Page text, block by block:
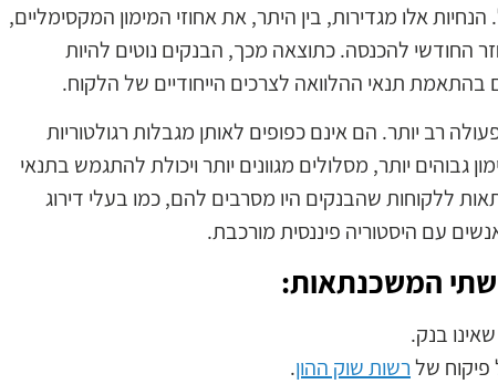
אלו מגדירות, בין היתר, את אחוזי המימון המקסימליים,
החודשי להכנסה. כתוצאה מכך, הבנקים נוטים להיות
בהתאמת תנאי ההלוואה לצרכים הייחודיים של הלקוח.
רב יותר. הם אינם כפופים לאותן מגבלות רגולטוריות
גבוהים יותר, מסלולים מגוונים יותר ויכולת להתגמש בתנאי
ללקוחות שהבנקים היו מסרבים להם, כמו בעלי דירוג
עם היסטוריה פיננסית מורכבת.
שתי המשכנתאות:
בנק.
פיקוח שלרשות שוק ההון.